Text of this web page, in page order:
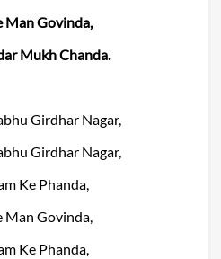
Man Govinda,
Mukh Chanda.
Girdhar Nagar,
Girdhar Nagar,
Ke Phanda,
Man Govinda,
Ke Phanda,